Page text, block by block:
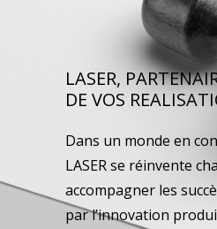
LASER,
DE VOS
Dans un monde en
LASER se réinvente
accompagner les
par l’innovation